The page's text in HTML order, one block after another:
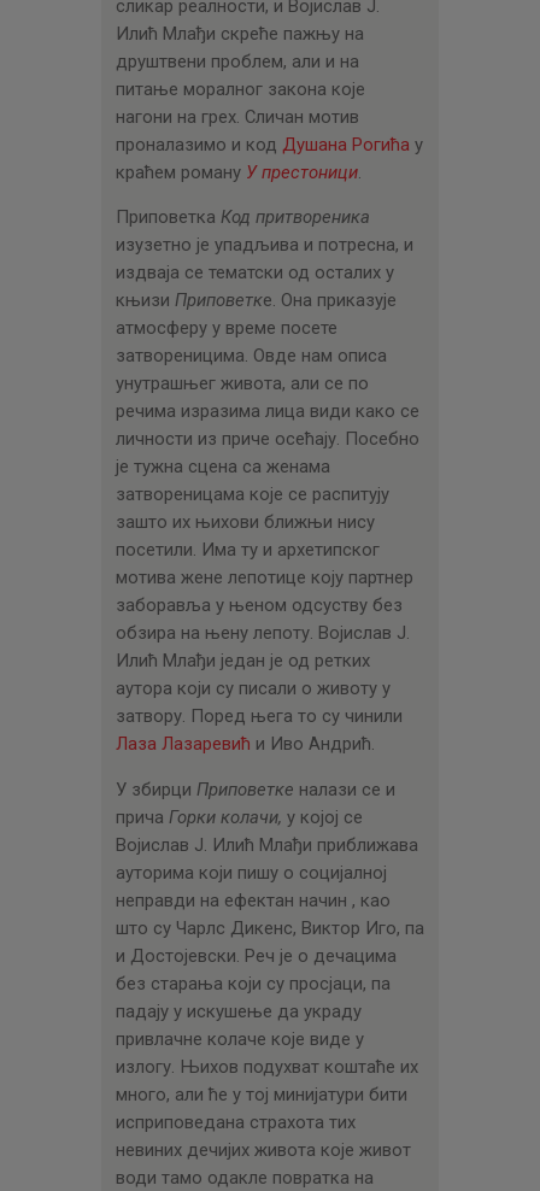
сликар реалности, и Војислав Ј.
Илић Млађи скреће пажњу на
друштвени проблем, али и на
питање моралног закона које
нагони на грех. Сличан мотив
проналазимо и код Душана Рогића у
краћем роману У престоници.
Приповетка Код притвореника
изузетно је упадљива и потресна, и
издваја се тематски од осталих у
књизи Приповетке. Она приказује
атмосферу у време посете
затвореницима. Овде нам описа
унутрашњег живота, али се по
речима изразима лица види како се
личности из приче осећају. Посебно
је тужна сцена са женама
затвореницама које се распитују
зашто их њихови ближњи нису
посетили. Има ту и архетипског
мотива жене лепотице коју партнер
заборавља у њеном одсуству без
обзира на њену лепоту. Војислав Ј.
Илић Млађи један је од ретких
аутора који су писали о животу у
затвору. Поред њега то су чинили
Лаза Лазаревић и Иво Андрић.
У збирци Приповетке налази се и
прича Горки колачи, у којој се
Војислав Ј. Илић Млађи приближава
ауторима који пишу о социјалној
неправди на ефектан начин , као
што су Чарлс Дикенс, Виктор Иго, па
и Достојевски. Реч је о дечацима
без старања који су просјаци, па
падају у искушење да украду
привлачне колаче које виде у
излогу. Њихов подухват коштаће их
много, али ће у тој минијатури бити
исприповедана страхота тих
невиних дечијих живота које живот
води тамо одакле повратка на